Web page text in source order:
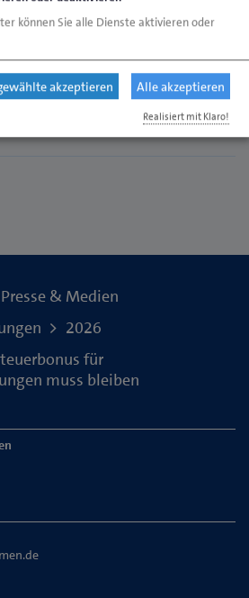
Presse & Medien
2026
für
muss bleiben
können Sie alle Dienste aktivieren oder
akzeptieren Alle akzeptieren
Realisiert mit Klaro!